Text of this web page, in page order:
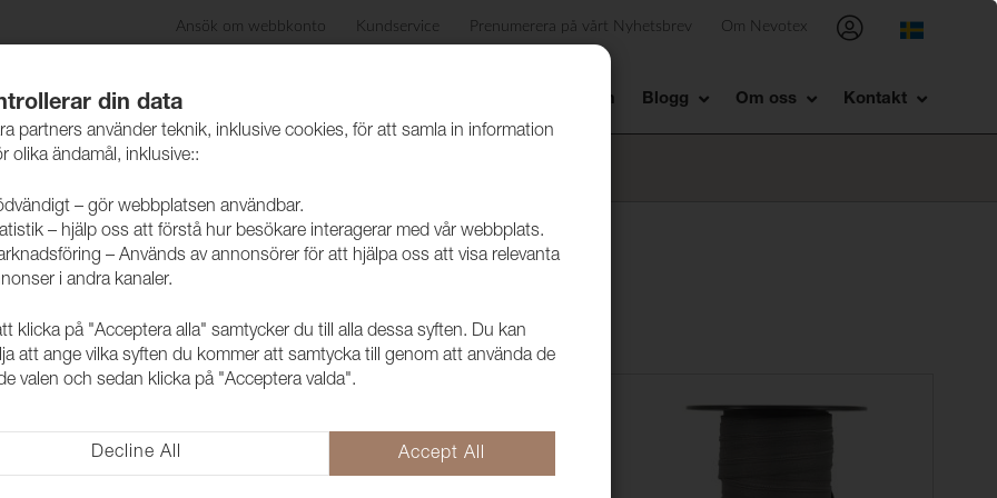
Ansök om webbkonto Kundservice Prenumerera på vårt Nyhetsbrev Om Nevotex
Produkter Skötselråd Showroom Blogg Om oss Kontakt
din data
partners använder teknik, inklusive cookies, för att samla in information
olika ändamål, inklusive::
– gör webbplatsen användbar.
– hjälp oss att förstå hur besökare interagerar med vår webbplats.
– Används av annonsörer för att hjälpa oss att visa relevanta
i andra kanaler.
klicka på "Acceptera alla" samtycker du till alla dessa syften. Du kan
att ange vilka syften du kommer att samtycka till genom att använda de
valen och sedan klicka på "Acceptera valda".
Decline All Accept All